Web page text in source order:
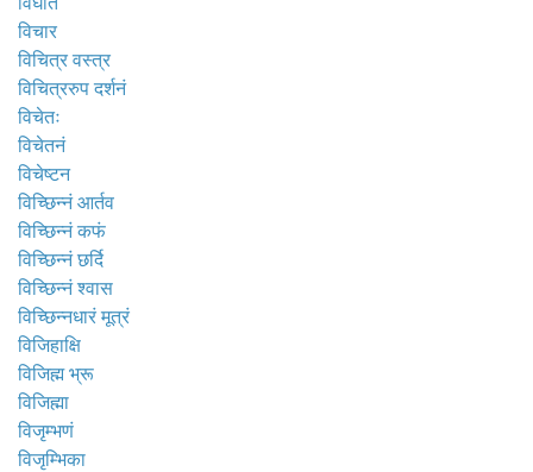
विचार
विचित्र वस्त्र
विचित्ररुप दर्शनं
विचेतः
विचेतनं
विचेष्टन
विच्छिन्नं आर्तव
विच्छिन्नं कफं
विच्छिन्नं छर्दि
विच्छिन्नं श्वास
विच्छिन्नधारं मूत्रं
विजिहाक्षि
विजिह्म भ्रू
विजिह्मा
विजृम्भणं
विजृम्भिका